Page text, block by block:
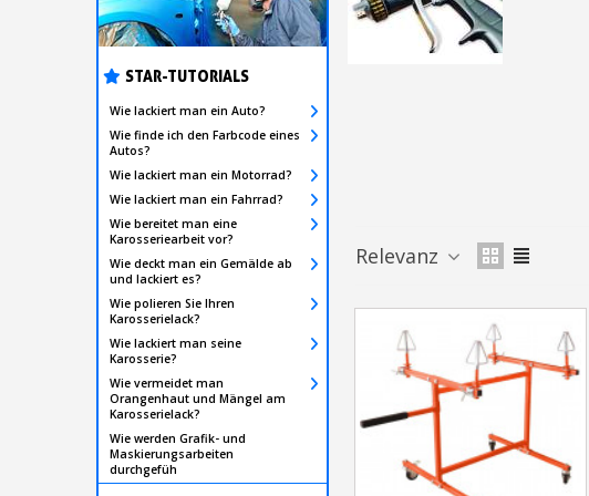
STAR-TUTORIALS
Wie lackiert man ein Auto?
Wie finde ich den Farbcode eines
Autos?
Wie lackiert man ein Motorrad?
Wie lackiert man ein Fahrrad?
Wie bereitet man eine
Karosseriearbeit vor?
Wie deckt man ein Gemälde ab
und lackiert es?
Wie polieren Sie Ihren
Karosserielack?
Wie lackiert man seine
Karosserie?
Wie vermeidet man
Orangenhaut und Mängel am
Karosserielack?
Wie werden Grafik- und
Maskierungsarbeiten
durchgefüh
Relevanz